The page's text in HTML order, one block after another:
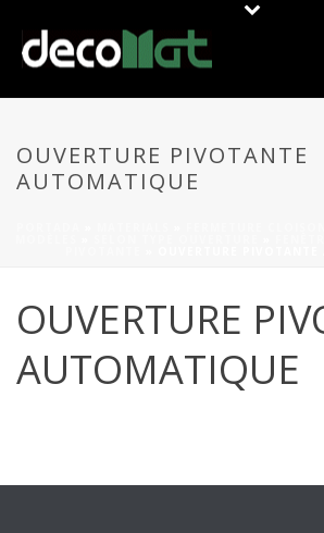
OUVERTURE PIVOTANTE
AUTOMATIQUE
OUVERTURE
AUTOMATIQUE